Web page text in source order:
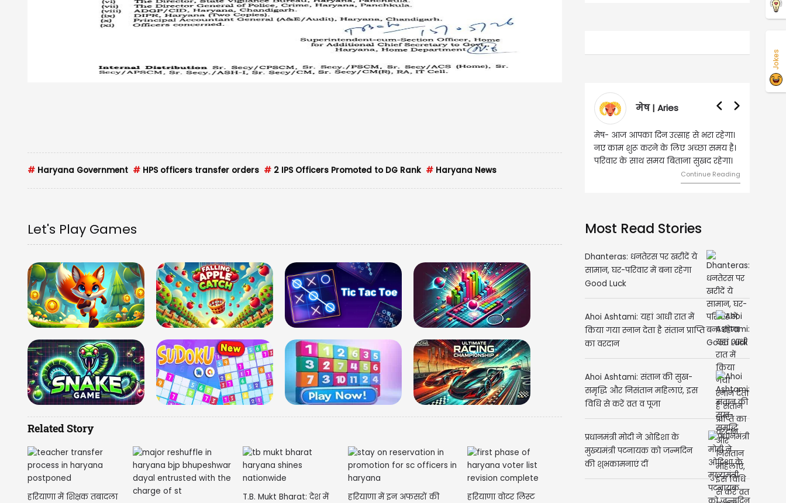
# Haryana Government # HPS officers transfer orders # 2 IPS Officers Promoted to DG Rank # Haryana News
Let's Play Games
Related Story
हरियाणा में शिक्षक तबादला
T.B. Mukt Bharat: देश में
हरियाणा में इन अफसरों की
हरियाणा वोटर लिस्ट
वृषभ | Taurus
वृष- आज का दिन इस राशि के जातकों के
लिए शुभ रहने वाला है। धन और नौकरी के
मामलों में सफलता मिलेगी। मित्रों से
मेलजोल बढ़ेगा। आर्थिक निवेश सोच-
Most Read Stories
Dhanteras: धनतेरस पर खरीदें ये
सामान, घर-परिवार में बना रहेगा
Ahoi Ashtami: यहां आधी रात में
किया गया स्नान देता है संतान प्राप्ति
Ahoi Ashtami: संतान की सुख-
समृद्धि और निसंतान महिलाएं, इस
प्रधानमंत्री मोदी ने ओडिशा के
मुख्यमंत्री पटनायक को जन्मदिन
Jokes